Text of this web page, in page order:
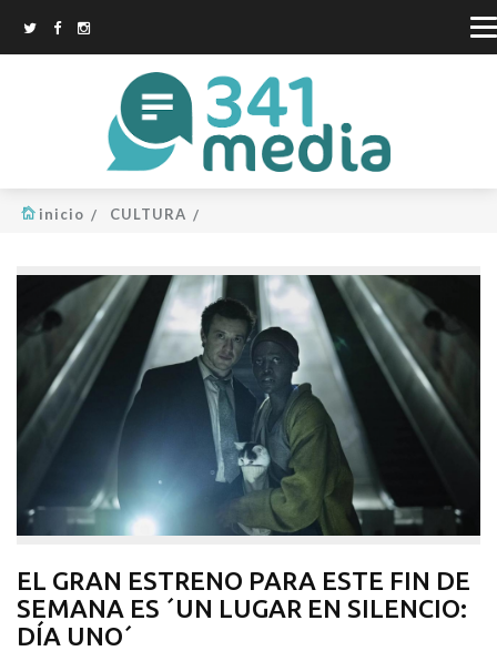
inicio CULTURA
EL GRAN ESTRENO PARA ESTE FIN DE
SEMANA ES ´UN LUGAR EN SILENCIO:
DÍA UNO´